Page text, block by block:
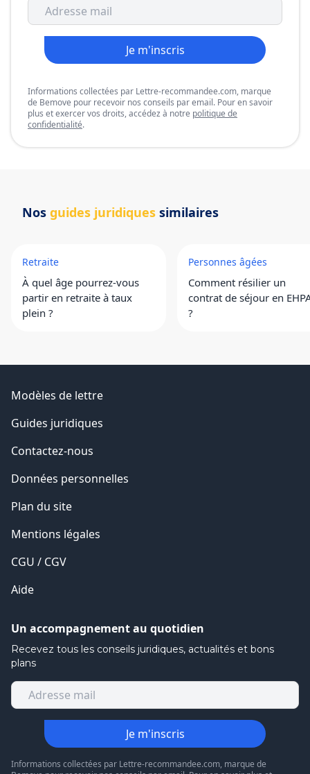
Je m'inscris
Informations collectées par Lettre-recommandee.com, marque
de Bemove pour recevoir nos conseils par email. Pour en savoir
plus et exercer vos droits, accédez à notre politique de
confidentialité.
Nos guides juridiques similaires
Retraite
À quel âge pourrez-vous
partir en retraite à taux
plein ?
Personnes âgées
Comment résilier un
contrat de séjour en
?
Modèles de lettre
Guides juridiques
Contactez-nous
Données personnelles
Plan du site
Mentions légales
CGU / CGV
Aide
Un accompagnement au quotidien
Recevez tous les conseils juridiques, actualités et bons
plans
Je m'inscris
Informations collectées par Lettre-recommandee.com, marque de